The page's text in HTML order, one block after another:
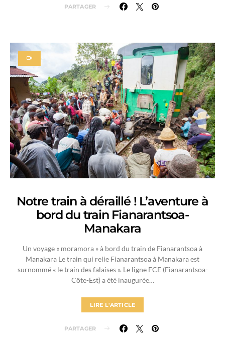
PARTAGER
Notre train à déraillé ! L’aventure à
bord du train Fianarantsoa-
Manakara
Un voyage « moramora » à bord du train de Fianarantsoa à
Manakara Le train qui relie Fianarantsoa à Manakara est
surnommé « le train des falaises ». Le ligne FCE (Fianarantsoa-
Côte-Est) a été inaugurée…
LIRE L'ARTICLE
PARTAGER